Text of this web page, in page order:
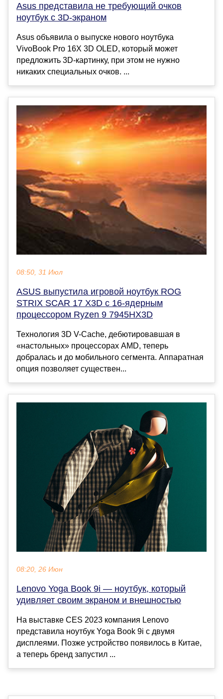
Asus представила не требующий очков
ноутбук с 3D-экраном
Asus объявила о выпуске нового ноутбука
VivoBook Pro 16X 3D OLED, который может
предложить 3D-картинку, при этом не нужно
никаких специальных очков. ...
08:50, 31 Июл
ASUS выпустила игровой ноутбук ROG
STRIX SCAR 17 X3D с 16-ядерным
процессором Ryzen 9 7945HX3D
Технология 3D V-Cache, дебютировавшая в
«настольных» процессорах AMD, теперь
добралась и до мобильного сегмента. Аппаратная
опция позволяет существен...
08:20, 26 Июн
Lenovo Yoga Book 9i — ноутбук, который
удивляет своим экраном и внешностью
На выставке CES 2023 компания Lenovo
представила ноутбук Yoga Book 9i с двумя
дисплеями. Позже устройство появилось в Китае,
а теперь бренд запустил ...